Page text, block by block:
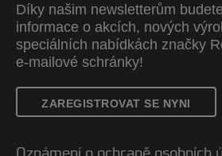
Díky našim newsletterům
informace o akcích, nových
speciálních nabídkách značky
e-mailové schránky!
ZAREGISTROVAT SE NYNI